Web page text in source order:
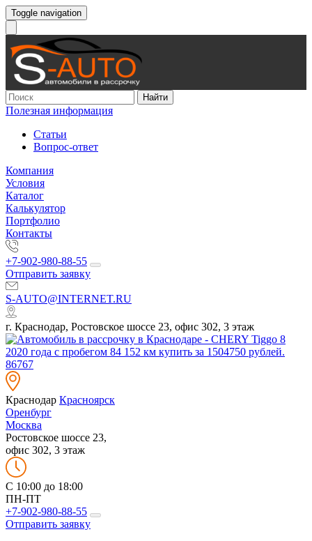
Toggle navigation
Найти
Полезная информация
Статьи
Вопрос-ответ
Компания
Условия
Каталог
Калькулятор
Портфолио
Контакты
+7-902-980-88-55
Отправить заявку
S-AUTO@INTERNET.RU
г. Краснодар, Ростовское шоссе 23, офис 302, 3 этаж
Краснодар Красноярск
Оренбург
Москва
Ростовское шоссе 23,
офис 302, 3 этаж
C 10:00 до 18:00
ПН-ПТ
+7-902-980-88-55
Отправить заявку